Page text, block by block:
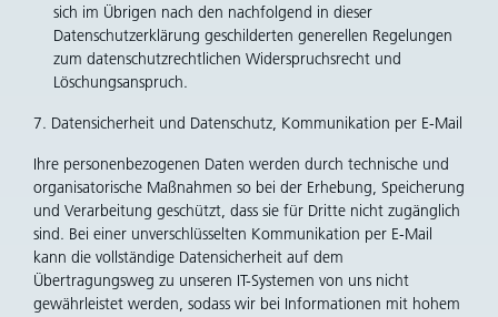
sich im Übrigen nach den nachfolgend in dieser
Datenschutzerklärung geschilderten generellen Regelungen
zum datenschutzrechtlichen Widerspruchsrecht und
Löschungsanspruch.
7. Datensicherheit und Datenschutz, Kommunikation per E-Mail
Ihre personenbezogenen Daten werden durch technische und
organisatorische Maßnahmen so bei der Erhebung, Speicherung
und Verarbeitung geschützt, dass sie für Dritte nicht zugänglich
sind. Bei einer unverschlüsselten Kommunikation per E-Mail
kann die vollständige Datensicherheit auf dem
Übertragungsweg zu unseren IT-Systemen von uns nicht
gewährleistet werden, sodass wir bei Informationen mit hohem